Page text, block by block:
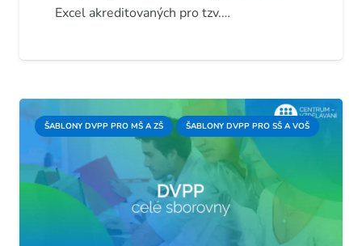
Excel akreditovaných pro tzv.…
ŠABLONY DVPP PRO MŠ A ZŠ ŠABLONY DVPP PRO SŠ A VOŠ